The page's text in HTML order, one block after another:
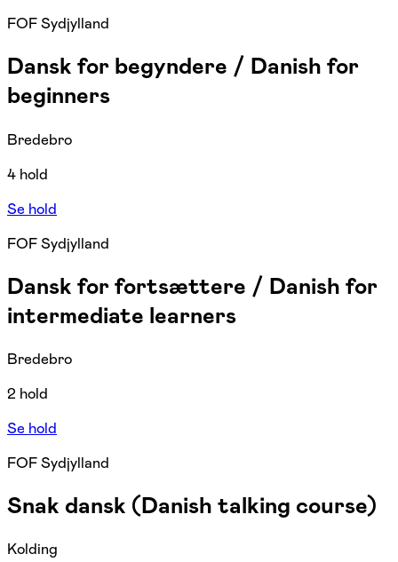
FOF Sydjylland
Dansk for begyndere / Danish for
beginners
Bredebro
4 hold
Se hold
FOF Sydjylland
Dansk for fortsættere / Danish for
intermediate learners
Bredebro
2 hold
Se hold
FOF Sydjylland
Snak dansk (Danish talking course)
Kolding